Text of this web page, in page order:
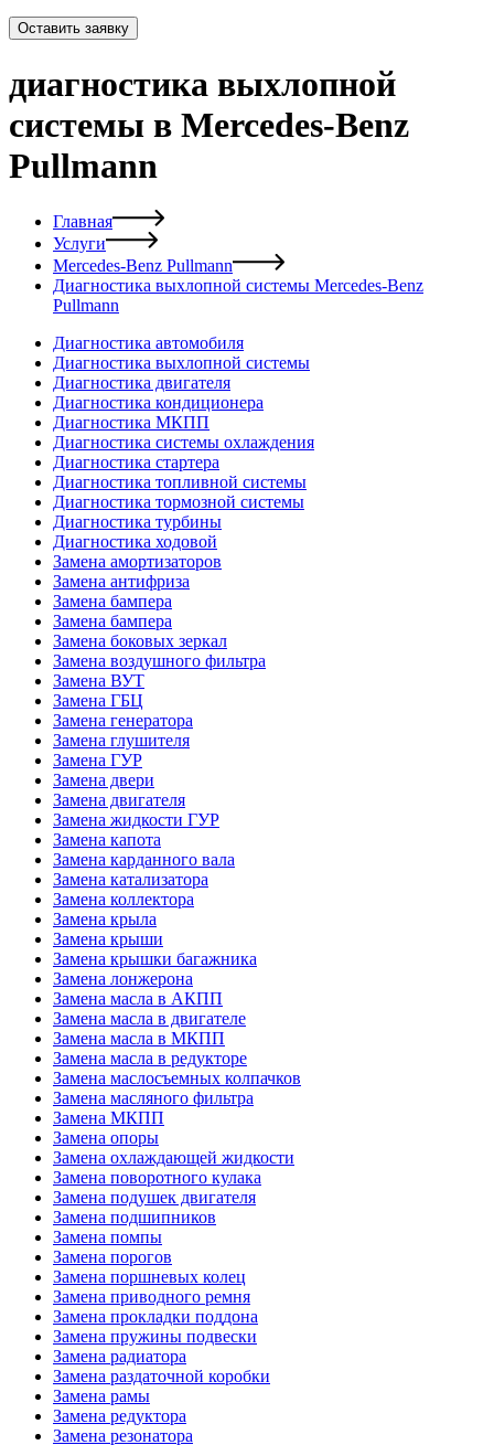
Оставить заявку
диагностика выхлопной
системы в Mercedes-Benz
Pullmann
Главная
Услуги
Mercedes-Benz Pullmann
Диагностика выхлопной системы Mercedes-Benz
Pullmann
Диагностика автомобиля
Диагностика выхлопной системы
Диагностика двигателя
Диагностика кондиционера
Диагностика МКПП
Диагностика системы охлаждения
Диагностика стартера
Диагностика топливной системы
Диагностика тормозной системы
Диагностика турбины
Диагностика ходовой
Замена амортизаторов
Замена антифриза
Замена бампера
Замена бампера
Замена боковых зеркал
Замена воздушного фильтра
Замена ВУТ
Замена ГБЦ
Замена генератора
Замена глушителя
Замена ГУР
Замена двери
Замена двигателя
Замена жидкости ГУР
Замена капота
Замена карданного вала
Замена катализатора
Замена коллектора
Замена крыла
Замена крыши
Замена крышки багажника
Замена лонжерона
Замена масла в АКПП
Замена масла в двигателе
Замена масла в МКПП
Замена масла в редукторе
Замена маслосъемных колпачков
Замена масляного фильтра
Замена МКПП
Замена опоры
Замена охлаждающей жидкости
Замена поворотного кулака
Замена подушек двигателя
Замена подшипников
Замена помпы
Замена порогов
Замена поршневых колец
Замена приводного ремня
Замена прокладки поддона
Замена пружины подвески
Замена радиатора
Замена раздаточной коробки
Замена рамы
Замена редуктора
Замена резонатора